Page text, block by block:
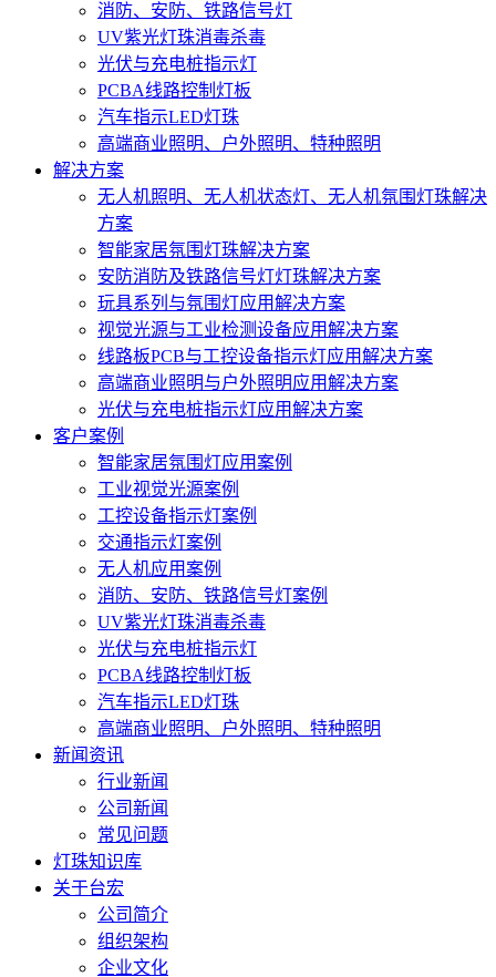
消防、安防、铁路信号灯
UV紫光灯珠消毒杀毒
光伏与充电桩指示灯
PCBA线路控制灯板
汽车指示LED灯珠
高端商业照明、户外照明、特种照明
解决方案
无人机照明、无人机状态灯、无人机氛围灯珠解决
方案
智能家居氛围灯珠解决方案
安防消防及铁路信号灯灯珠解决方案
玩具系列与氛围灯应用解决方案
视觉光源与工业检测设备应用解决方案
线路板PCB与工控设备指示灯应用解决方案
高端商业照明与户外照明应用解决方案
光伏与充电桩指示灯应用解决方案
客户案例
智能家居氛围灯应用案例
工业视觉光源案例
工控设备指示灯案例
交通指示灯案例
无人机应用案例
消防、安防、铁路信号灯案例
UV紫光灯珠消毒杀毒
光伏与充电桩指示灯
PCBA线路控制灯板
汽车指示LED灯珠
高端商业照明、户外照明、特种照明
新闻资讯
行业新闻
公司新闻
常见问题
灯珠知识库
关于台宏
公司简介
组织架构
企业文化